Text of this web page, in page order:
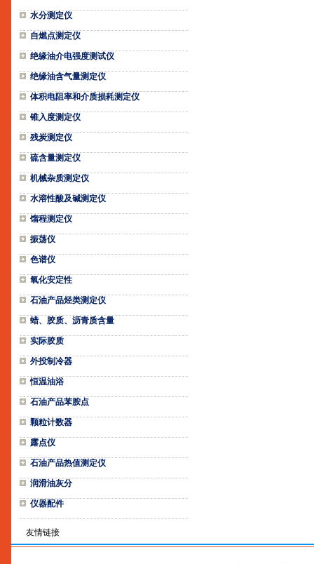
水分测定仪
自燃点测定仪
绝缘油介电强度测试仪
绝缘油含气量测定仪
体积电阻率和介质损耗测定仪
锥入度测定仪
残炭测定仪
硫含量测定仪
机械杂质测定仪
水溶性酸及碱测定仪
馏程测定仪
振荡仪
色谱仪
氧化安定性
石油产品烃类测定仪
蜡、胶质、沥青质含量
实际胶质
外投制冷器
恒温油浴
石油产品苯胺点
颗粒计数器
露点仪
石油产品热值测定仪
润滑油灰分
仪器配件
友情链接